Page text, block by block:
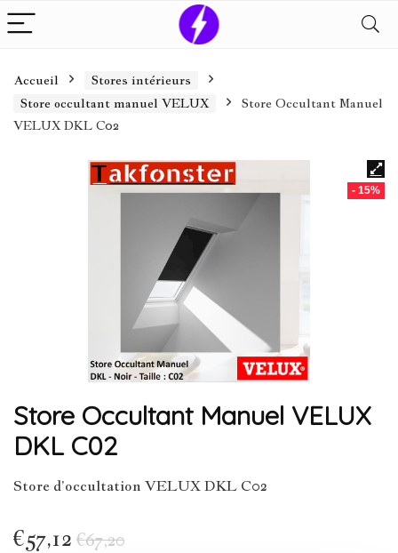
Accueil
Stores intérieurs
Store occultant manuel VELUX
Store Occultant Manuel
VELUX DKL C02
- 15%
Store Occultant Manuel VELUX
DKL C02
Store d’occultation VELUX DKL C02
€67,20
€57,12